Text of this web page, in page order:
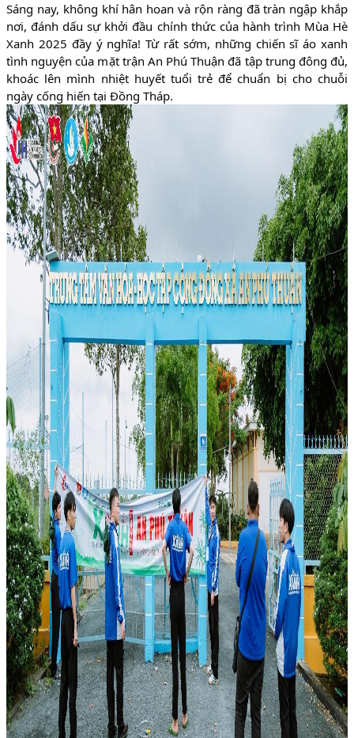
Sáng nay, không khí hân hoan và rộn ràng đã tràn ngập khắp
nơi, đánh dấu sự khởi đầu chính thức của hành trình Mùa Hè
Xanh 2025 đầy ý nghĩa! Từ rất sớm, những chiến sĩ áo xanh
tình nguyện của mặt trận An Phú Thuận đã tập trung đông đủ,
khoác lên mình nhiệt huyết tuổi trẻ để chuẩn bị cho chuỗi
ngày cống hiến tại Đồng Tháp.